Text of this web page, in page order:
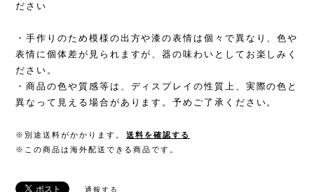
ださい
・手作りのため模様の出方や漆の表情は個々で異なり、色や
表情に個体差が見られますが、器の味わいとしてお楽しみく
ださい。
・商品の色や質感等は、ディスプレイの性質上、実際の色と
異なって見える場合があります。予めご了承ください。
※別途送料がかかります。
送料を確認する
※この商品は海外配送できる商品です。
通報する